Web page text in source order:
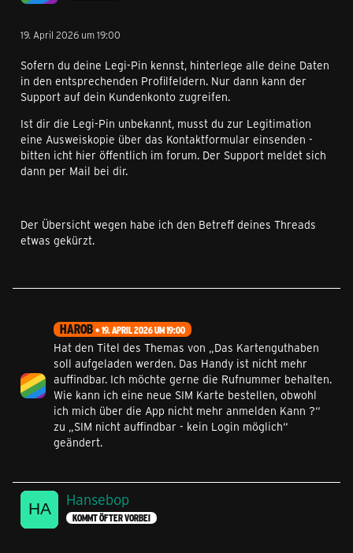
19. April 2026 um 19:00
Sofern du deine Legi-Pin kennst, hinterlege alle deine Daten
in den entsprechenden Profilfeldern. Nur dann kann der
Support auf dein Kundenkonto zugreifen.
Ist dir die Legi-Pin unbekannt, musst du zur Legitimation
eine Ausweiskopie über das Kontaktformular einsenden -
bitten icht hier öffentlich im forum. Der Support meldet sich
dann per Mail bei dir.
Der Übersicht wegen habe ich den Betreff deines Threads
etwas gekürzt.
HAROB 19. APRIL 2026 UM 19:00
Hat den Titel des Themas von „Das Kartenguthaben
soll aufgeladen werden. Das Handy ist nicht mehr
auffindbar. Ich möchte gerne die Rufnummer behalten.
Wie kann ich eine neue SIM Karte bestellen, obwohl
ich mich über die App nicht mehr anmelden Kann ?“
zu „SIM nicht auffindbar - kein Login möglich“
geändert.
Hansebop
KOMMT ÖFTER VORBEI